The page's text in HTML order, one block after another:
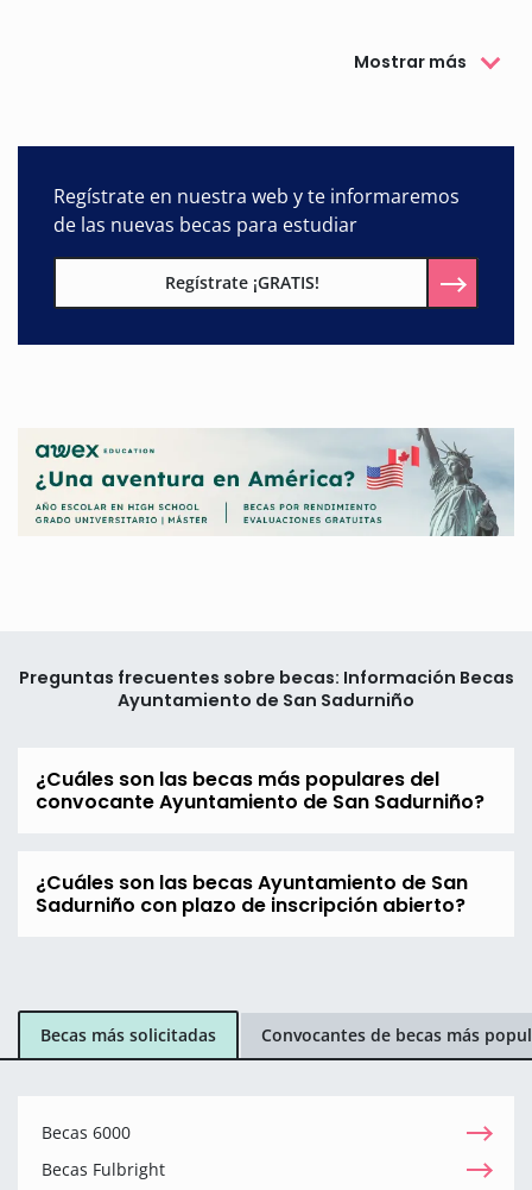
Mostrar más
Regístrate en nuestra web y te informaremos
de las nuevas becas para estudiar
Regístrate ¡GRATIS!
Preguntas frecuentes sobre becas: Información Becas
Ayuntamiento de San Sadurniño
¿Cuáles son las becas más populares del
convocante Ayuntamiento de San Sadurniño?
¿Cuáles son las becas Ayuntamiento de San
Sadurniño con plazo de inscripción abierto?
Becas más solicitadas Convocantes de becas más
Becas 6000
Becas Fulbright